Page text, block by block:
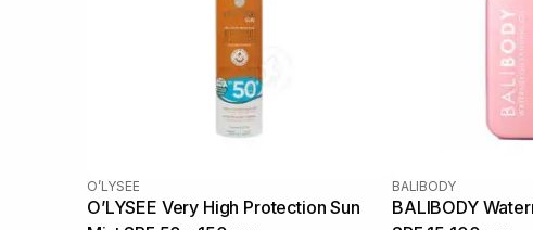
O’LYSEE
O’LYSEE Very High Protection Sun
BALIBODY
BALIBODY